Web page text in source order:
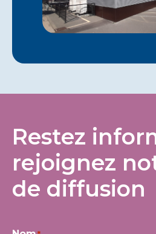
Restez
rejoignez
de diffusion